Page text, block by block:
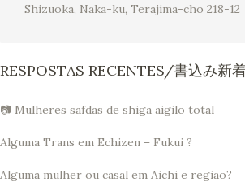
Shizuoka, Naka-ku, Terajima-cho 218-12
RESPOSTAS RECENTES/書込み新
📷 Mulheres safdas de shiga aigilo total
Alguma Trans em Echizen – Fukui ?
Alguma mulher ou casal em Aichi e região?